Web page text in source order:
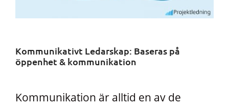
Kommunikativt Ledarskap: Baseras på
öppenhet & kommunikation
Kommunikation är alltid en av de